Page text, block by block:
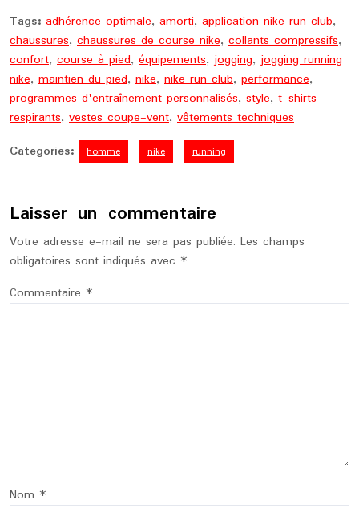
Tags: adhérence optimale, amorti, application nike run club,
chaussures, chaussures de course nike, collants compressifs,
confort, course à pied, équipements,jogging,jogging running
nike, maintien du pied, nike, nike run club, performance,
programmes d'entraînement personnalisés, style, t-shirts
respirants, vestes coupe-vent, vêtements techniques
Categories:
homme nike running
Laisser un commentaire
Votre adresse e-mail ne sera pas publiée. Les champs
obligatoires sont indiqués avec *
Commentaire *
Nom *